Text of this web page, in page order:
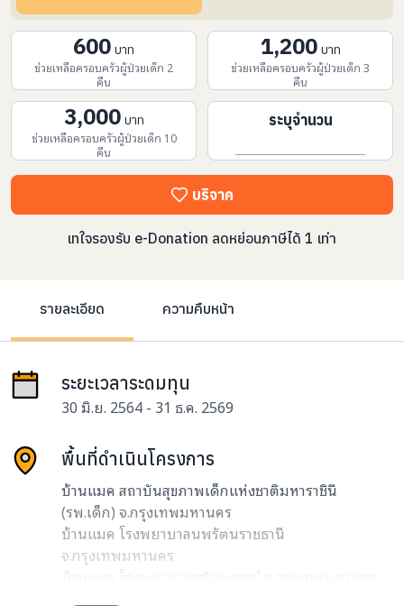
600 บาท
ช่วยเหลือครอบครัวผู้ป่วยเด็ก 2
คืน
1,200 บาท
ช่วยเหลือครอบครัวผู้ป่วยเด็ก 3
คืน
3,000 บาท
ช่วยเหลือครอบครัวผู้ป่วยเด็ก 10
คืน
ระบุจำนวน
บริจาค
เทใจรองรับ e-Donation ลดหย่อนภาษีได้ 1 เท่า
รายละเอียด ความคืบหน้า
ระยะเวลาระดมทุน
30 มิ.ย. 2564 - 31 ธ.ค. 2569
พื้นที่ดำเนินโครงการ
บ้านแมค สถาบันสุขภาพเด็กแห่งชาติมหาราชินี
(รพ.เด็ก) จ.กรุงเทพมหานคร
บ้านแมค โรงพยาบาลนพรัตนราชธานี
จ.กรุงเทพมหานคร
บ้านแมค โรงพยาบาลจุฬาลงกรณ์ จ.กรุงเทพมหานคร